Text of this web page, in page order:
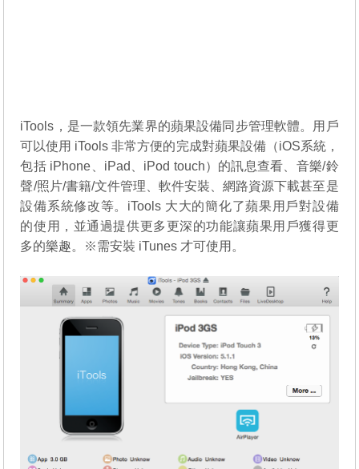
iTools，是一款領先業界的蘋果設備同步管理軟體。用戶
可以使用 iTools 非常方便的完成對蘋果設備（iOS系統，
包括 iPhone、iPad、iPod touch）的訊息查看、音樂/鈴
聲/照片/書籍/文件管理、軟件安裝、網路資源下載甚至是
設備系統修改等。iTools 大大的簡化了蘋果用戶對設備
的使用，並通過提供更多更深的功能讓蘋果用戶獲得更
多的樂趣。※需安裝 iTunes 才可使用。